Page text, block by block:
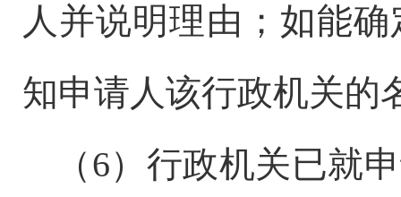
人并说明理由；如能
知申请人该行政机关的
（6）行政机关已就